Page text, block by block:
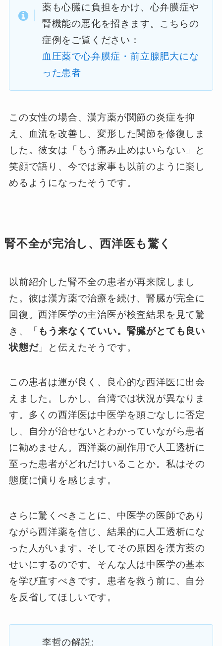
薬も心臓に負担をかけ、心弁膜症や
腎機能の悪化を招きます。こちらの
症例をご覧ください：
血圧薬で心弁膜症・前立腺肥大にな
った患者
この女性の場合、漢方薬が関節の炎症を抑
え、血流を改善し、変形した関節を修復しま
した。彼女は「もう痛み止めはいらない」と
笑顔で語り、今では家事も以前のように楽し
めるようになったそうです。
腎不全が完治し、西洋医も驚く
以前紹介した腎不全の患者が再来院しまし
た。彼は漢方薬で治療を続け、腎臓が完全に
回復。西洋医学の主治医が検査結果を見て驚
き、「 もう来なくていい。腎臓がとても良い
状態だ」と伝えたそうです。
この患者は運が良く、良心的な西洋医に出会
えました。しかし、台湾では状況が異なりま
す。多くの西洋医は中医学を頭ごなしに否定
し、自分が治せないとわかっていながら患者
に勧めません。西洋薬の副作用で人工透析に
至った患者がどれだけいることか。私はその
態度に憤りを感じます。
さらに驚くべきことに、中医学の医師であり
ながら西洋薬を信じ、結果的に人工透析にな
った人がいます。そしてその原因を漢方薬の
せいにするのです。そんな人は中医学の基本
を学び直すべきです。患者を救う前に、自分
を反省してほしいです。
李哲の解説: